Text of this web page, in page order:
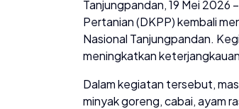
Tanjungpandan, 19 Mei 2026
Pertanian (DKPP) kembali
Nasional Tanjungpandan.
meningkatkan
Dalam kegiatan tersebut,
minyak goreng, cabai, ayam